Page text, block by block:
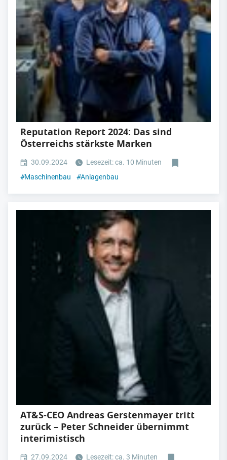
Reputation Report 2024: Das sind
Österreichs stärkste Marken
30.09.2024
Lesezeit: ca. 10 Minuten
#Maschinenbau #Anlagenbau
AT&S-CEO Andreas Gerstenmayer tritt
zurück – Peter Schneider übernimmt
interimistisch
27.09.2024 Lesezeit: ca. 3 Minuten